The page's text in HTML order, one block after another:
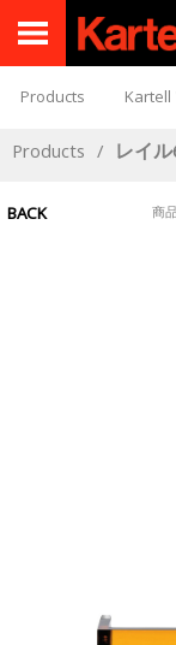
Products
Products / レイ
BACK 商